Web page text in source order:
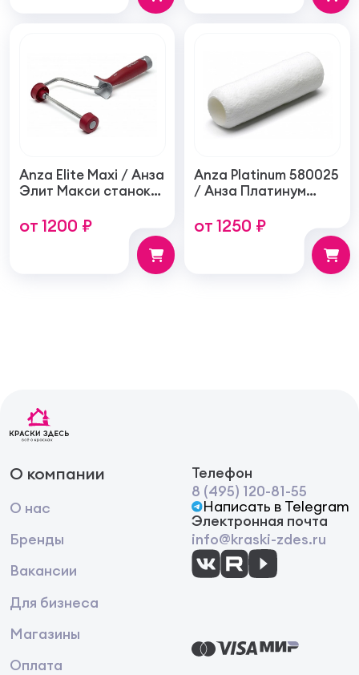
Anza Elite Maxi / Анза
Элит Макси станок
эргономичная ручка
от 1200 ₽
Anza Platinum 580025
/ Анза Платинум
микрофибры
от 1250 ₽
О компании
О нас
Бренды
Вакансии
Для бизнеса
Магазины
Оплата
Телефон
8 (495) 120-81-55
Написать в Telegram
Электронная почта
info@kraski-zdes.ru